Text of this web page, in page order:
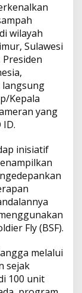
wilayah
Sulawesi
langsung
Kepala
yang
inisiatif
Fly (BSF).
melalui
sejak
100 unit